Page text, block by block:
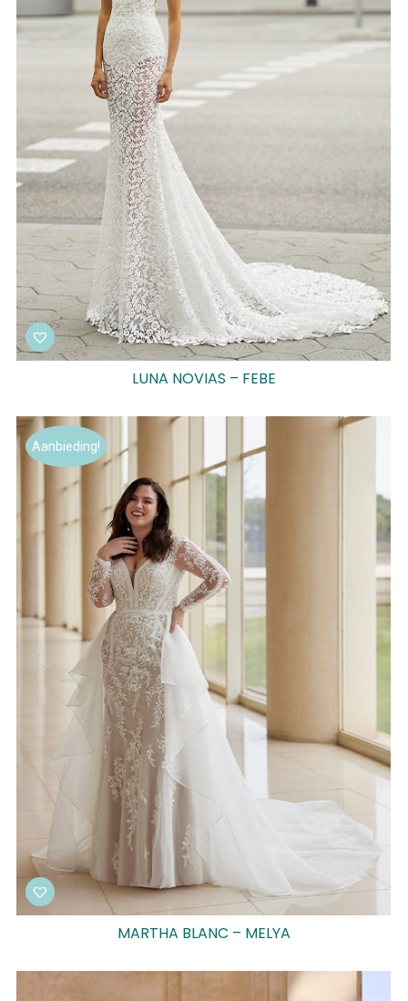
LUNA NOVIAS – FEBE
Aanbieding!
MARTHA BLANC – MELYA